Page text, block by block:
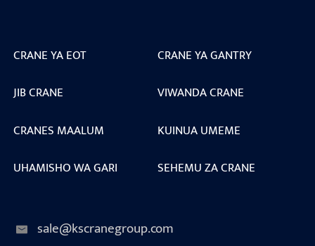
CRANE YA EOT
CRANE YA GANTRY
JIB CRANE
VIWANDA CRANE
CRANES MAALUM
KUINUA UMEME
UHAMISHO WA GARI
SEHEMU ZA CRANE
sale@kscranegroup.com